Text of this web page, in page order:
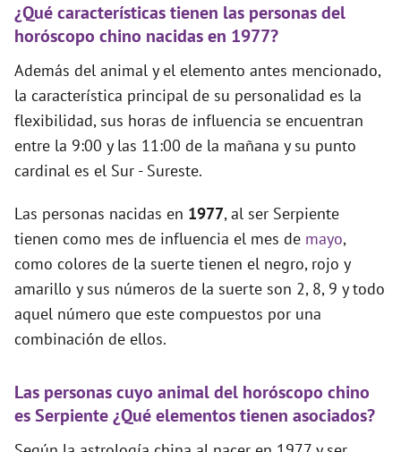
¿Qué características tienen las personas del
horóscopo chino nacidas en 1977?
Además del animal y el elemento antes mencionado,
la característica principal de su personalidad es la
flexibilidad, sus horas de influencia se encuentran
entre la 9:00 y las 11:00 de la mañana y su punto
cardinal es el Sur - Sureste.
Las personas nacidas en 1977, al ser Serpiente
tienen como mes de influencia el mes de mayo,
como colores de la suerte tienen el negro, rojo y
amarillo y sus números de la suerte son 2, 8, 9 y todo
aquel número que este compuestos por una
combinación de ellos.
Las personas cuyo animal del horóscopo chino
es Serpiente ¿Qué elementos tienen asociados?